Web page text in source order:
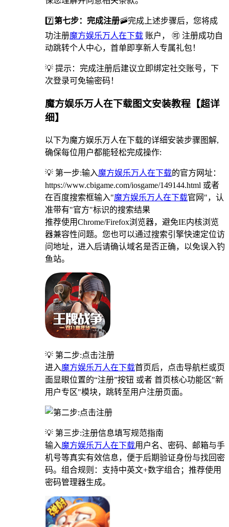
7️⃣第七步：完成注册🚠完成上述步骤后，您将成
功注册魔方娱乐万人在下载 账户， 🉑 注册成功自
动跳转个人中心，首单即享新人专属礼包！
💡 提示：完成注册后建议立即绑定社交账号，下
次登录可免输密码！
魔方娱乐万人在下载图文安装教程【超详
细】
以下为魔方娱乐万人在下载的详细安装步骤图解,
确保每位用户都能轻松完成操作:
💡 第一步:输入魔方娱乐万人在下载的官方网址：
https://www.cbigame.com/iosgame/149144.html 或者
在百度搜索框输入"魔方娱乐万人在下载官网"，认
准带有"官方"标识的搜索结果
推荐使用Chrome/Firefox浏览器，避免IE内核浏览
器兼容性问题。您也可以通过搜索引擎快速定位访
问地址，进入后请确认域名是否正确，以免误入钓
鱼站。
💡 第二步:点击注册
进入魔方娱乐万人在下载首页后，点击导航栏或页
面显眼位置的“注册”按钮 或者 首页核心功能区"新
用户专区"模块，跳转至用户注册页面。
💡 第三步:注册信息填写规范指南
输入魔方娱乐万人在下载用户名、密码、邮箱与手
机号等真实有效信息，便于后期验证身份与找回密
码。组合规则：支持中英文+数字组合；推荐使用
密码管理器生成。